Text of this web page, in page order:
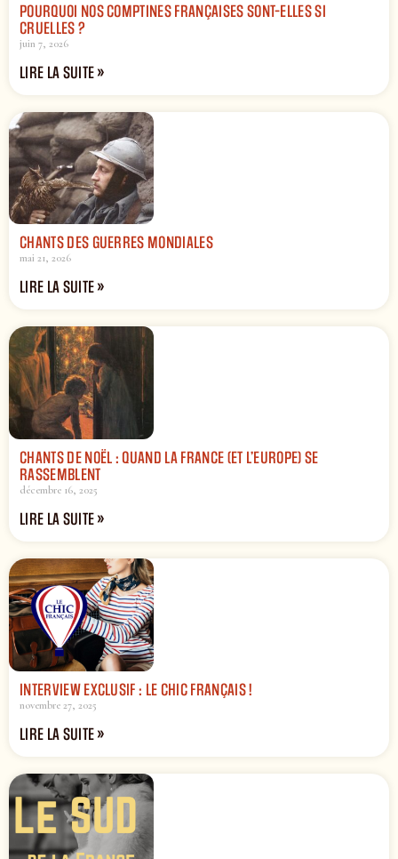
POURQUOI NOS COMPTINES FRANÇAISES SONT-ELLES SI
CRUELLES ?
juin 7, 2026
LIRE LA SUITE »
CHANTS DES GUERRES MONDIALES
mai 21, 2026
LIRE LA SUITE »
CHANTS DE NOËL : QUAND LA FRANCE (ET L’EUROPE) SE
RASSEMBLENT
décembre 16, 2025
LIRE LA SUITE »
INTERVIEW EXCLUSIF : LE CHIC FRANÇAIS !
novembre 27, 2025
LIRE LA SUITE »